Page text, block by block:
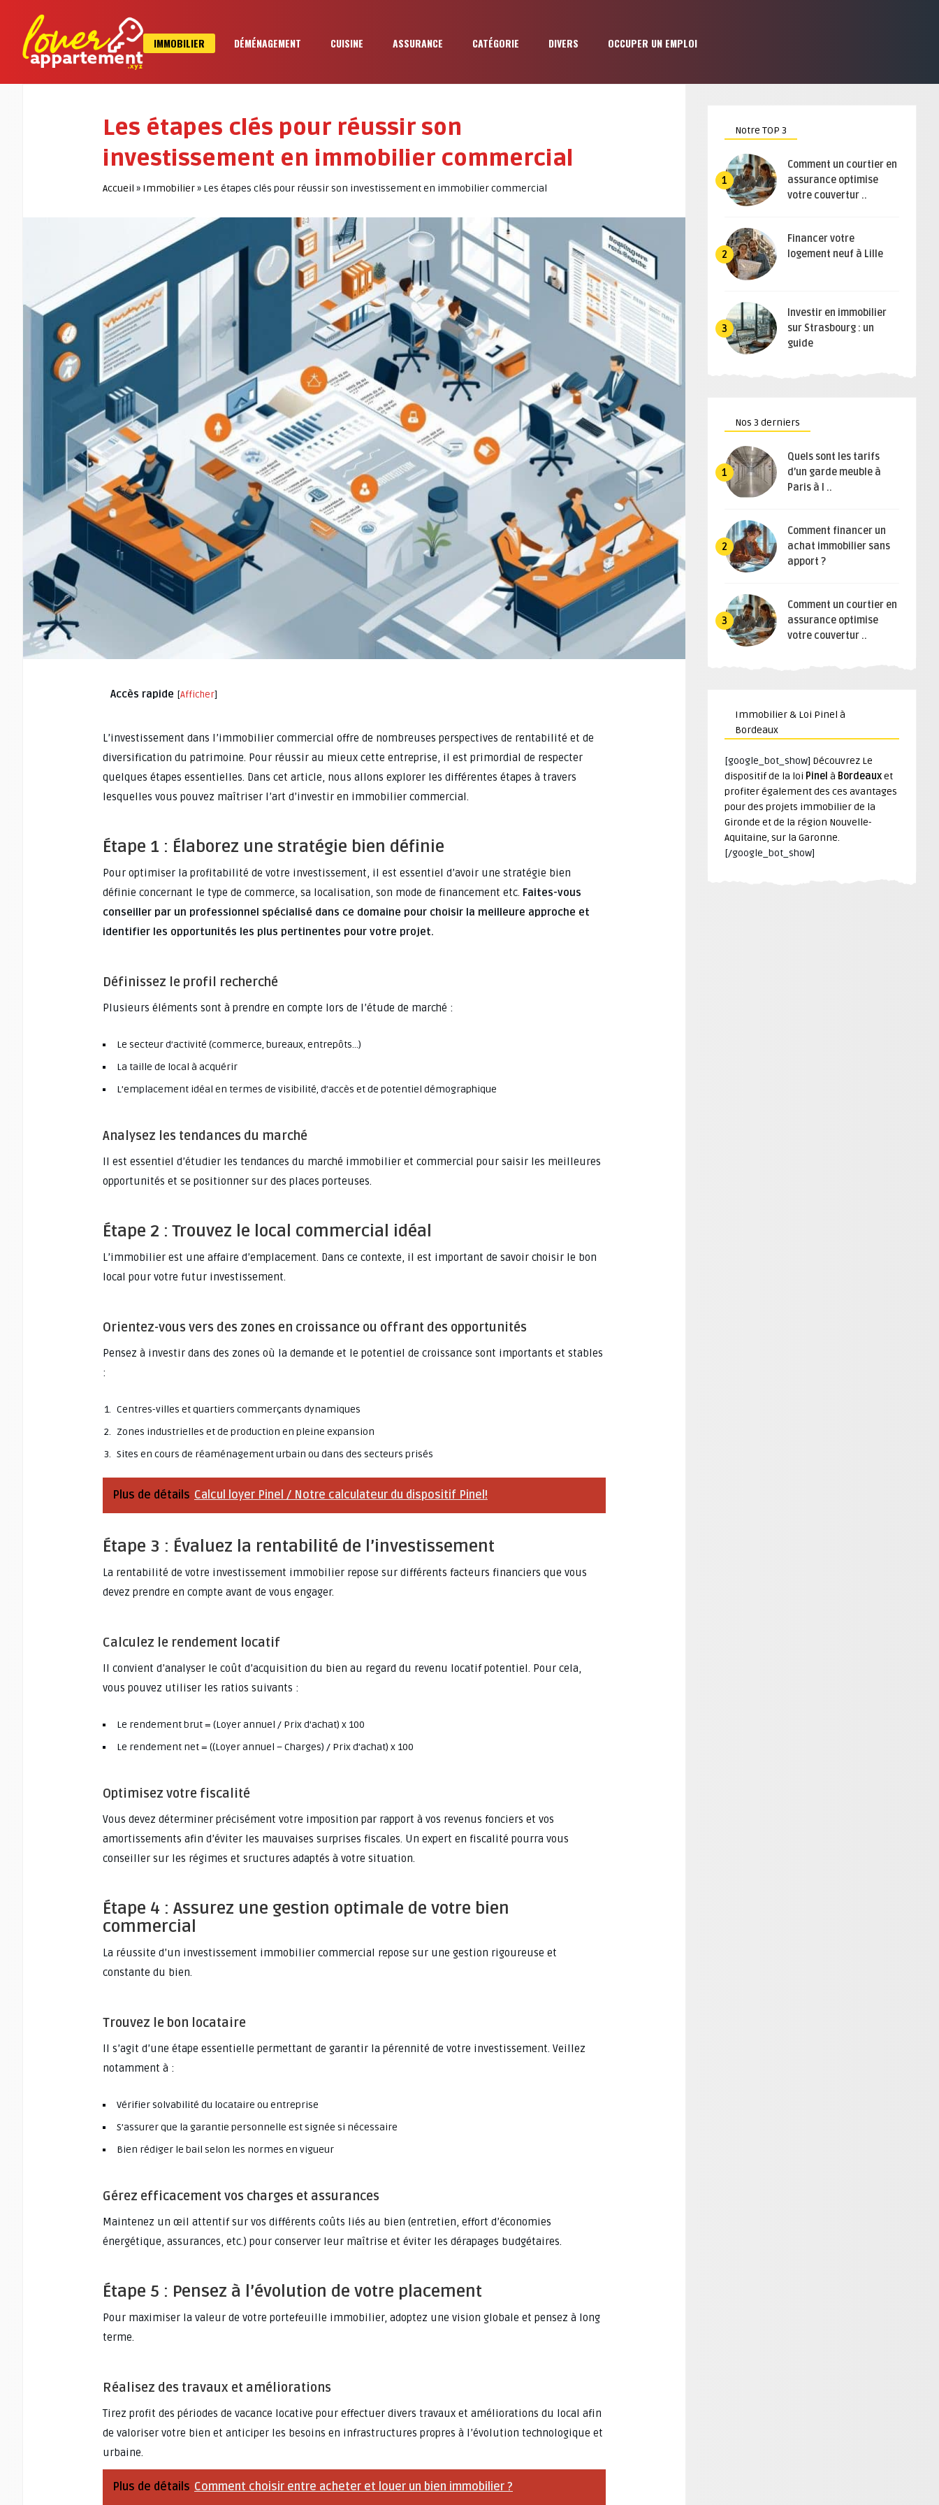
IMMOBILIER DÉMÉNAGEMENT CUISINE ASSURANCE CATÉGORIE DIVERS OCCUPER UN EMPLOI
Les étapes clés pour réussir son
investissement en immobilier commercial
Accueil » Immobilier» Les étapes clés pour réussir son investissement en immobilier commercial
Accès rapide [Afficher]
L’investissement dans l’immobilier commercial offre de nombreuses perspectives de rentabilité et de
diversification du patrimoine. Pour réussir au mieux cette entreprise, il est primordial de respecter
quelques étapes essentielles. Dans cet article, nous allons explorer les différentes étapes à travers
lesquelles vous pouvez maîtriser l’art d’investir en immobilier commercial.
Étape 1 : Élaborez une stratégie bien définie
Pour optimiser la profitabilité de votre investissement, il est essentiel d’avoir une stratégie bien
définie concernant le type de commerce, sa localisation, son mode de financement etc. Faites-vous
conseiller par un professionnel spécialisé dans ce domaine pour choisir la meilleure approche et
identifier les opportunités les plus pertinentes pour votre projet.
Définissez le profil recherché
Plusieurs éléments sont à prendre en compte lors de l’étude de marché :
Le secteur d’activité (commerce, bureaux, entrepôts…)
La taille de local à acquérir
L’emplacement idéal en termes de visibilité, d’accès et de potentiel démographique
Analysez les tendances du marché
Il est essentiel d’étudier les tendances du marché immobilier et commercial pour saisir les meilleures
opportunités et se positionner sur des places porteuses.
Étape 2 : Trouvez le local commercial idéal
L’immobilier est une affaire d’emplacement. Dans ce contexte, il est important de savoir choisir le bon
local pour votre futur investissement.
Orientez-vous vers des zones en croissance ou offrant des opportunités
Pensez à investir dans des zones où la demande et le potentiel de croissance sont importants et stables
:
Centres-villes et quartiers commerçants dynamiques
Zones industrielles et de production en pleine expansion
Sites en cours de réaménagement urbain ou dans des secteurs prisés
Plus de détails Calcul loyer Pinel / Notre calculateur du dispositif Pinel!
Étape 3 : Évaluez la rentabilité de l’investissement
La rentabilité de votre investissement immobilier repose sur différents facteurs financiers que vous
devez prendre en compte avant de vous engager.
Calculez le rendement locatif
Il convient d’analyser le coût d’acquisition du bien au regard du revenu locatif potentiel. Pour cela,
vous pouvez utiliser les ratios suivants :
Le rendement brut = (Loyer annuel / Prix d’achat) x 100
Le rendement net = ((Loyer annuel – Charges) / Prix d’achat) x 100
Optimisez votre fiscalité
Vous devez déterminer précisément votre imposition par rapport à vos revenus fonciers et vos
amortissements afin d’éviter les mauvaises surprises fiscales. Un expert en fiscalité pourra vous
conseiller sur les régimes et sructures adaptés à votre situation.
Étape 4 : Assurez une gestion optimale de votre bien
commercial
La réussite d’un investissement immobilier commercial repose sur une gestion rigoureuse et
constante du bien.
Trouvez le bon locataire
Il s’agit d’une étape essentielle permettant de garantir la pérennité de votre investissement. Veillez
notamment à :
Vérifier solvabilité du locataire ou entreprise
S’assurer que la garantie personnelle est signée si nécessaire
Bien rédiger le bail selon les normes en vigueur
Gérez efficacement vos charges et assurances
Maintenez un œil attentif sur vos différents coûts liés au bien (entretien, effort d’économies
énergétique, assurances, etc.) pour conserver leur maîtrise et éviter les dérapages budgétaires.
Étape 5 : Pensez à l’évolution de votre placement
Pour maximiser la valeur de votre portefeuille immobilier, adoptez une vision globale et pensez à long
terme.
Réalisez des travaux et améliorations
Tirez profit des périodes de vacance locative pour effectuer divers travaux et améliorations du local afin
de valoriser votre bien et anticiper les besoins en infrastructures propres à l’évolution technologique et
urbaine.
Plus de détails Comment choisir entre acheter et louer un bien immobilier ?
Notre TOP 3
1
Comment un courtier en
assurance optimise
votre couvertur ..
2
Financer votre
logement neuf à Lille
3
Investir en immobilier
sur Strasbourg : un
guide
Nos 3 derniers
1
Quels sont les tarifs
d’un garde meuble à
Paris à l ..
2
Comment financer un
achat immobilier sans
apport ?
3
Comment un courtier en
assurance optimise
votre couvertur ..
Immobilier & Loi Pinel à
Bordeaux
[google_bot_show] Découvrez Le
dispositif de la loi Pinel à Bordeauxet
profiter également des ces avantages
pour des projets immobilier de la
Gironde et de la région Nouvelle-
Aquitaine, sur la Garonne.
[/google_bot_show]